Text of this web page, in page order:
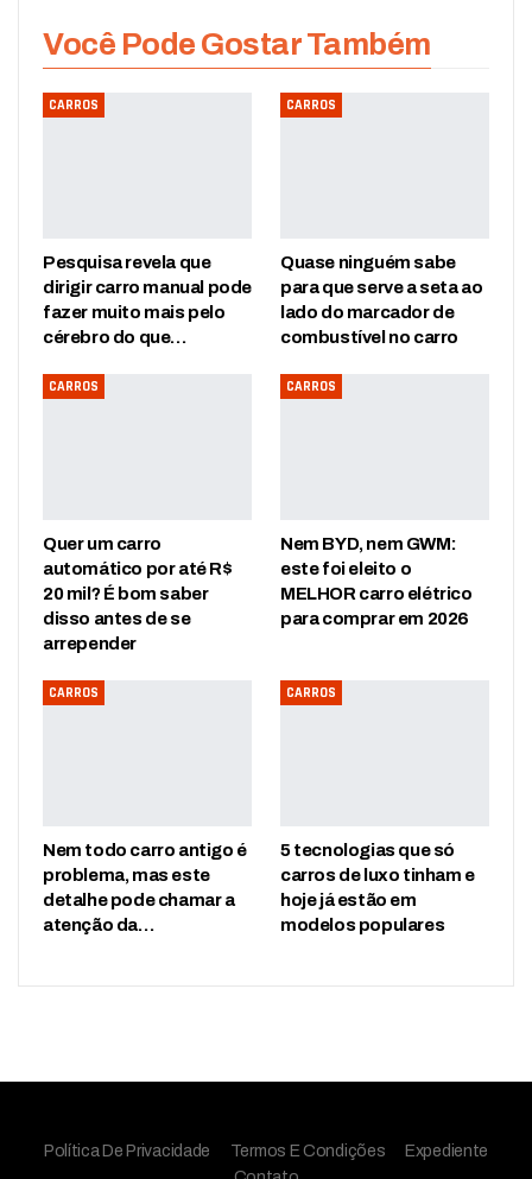
Você Pode Gostar Também
CARROS
Pesquisa revela que
dirigir carro manual pode
fazer muito mais pelo
cérebro do que…
CARROS
Quase ninguém sabe
para que serve a seta ao
lado do marcador de
combustível no carro
CARROS
Quer um carro
automático por até R$
20 mil? É bom saber
disso antes de se
arrepender
CARROS
Nem BYD, nem GWM:
este foi eleito o
MELHOR carro elétrico
para comprar em 2026
CARROS
Nem todo carro antigo é
problema, mas este
detalhe pode chamar a
atenção da…
CARROS
5 tecnologias que só
carros de luxo tinham e
hoje já estão em
modelos populares
Política De Privacidade Termos E Condições
Expediente